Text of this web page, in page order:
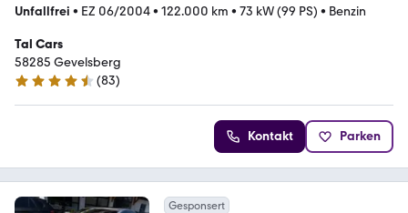
Unfallfrei • EZ 06/2004• 122.000 km • 73 kW (99 PS) • Benzin
Tal Cars
58285 Gevelsberg
4.3 Sterne
(83)
Kontakt Parken
Gesponsert